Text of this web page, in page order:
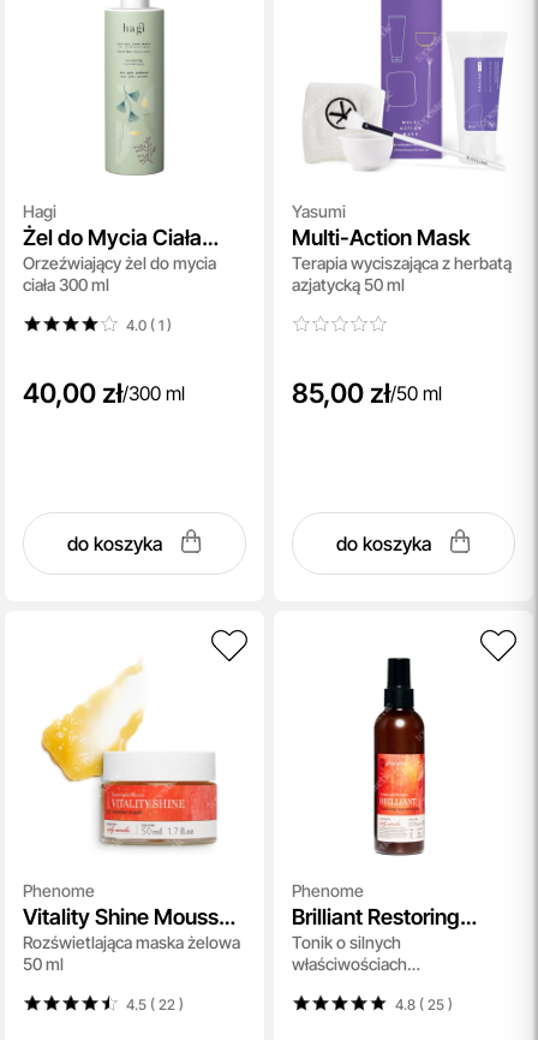
Hagi
Żel do Mycia Ciała
Boso po Mchu
Orzeźwiający żel do mycia
ciała 300 ml
4.0 ( 1)
40,00 zł/300 ml
do koszyka
Yasumi
Multi-Action Mask
Terapia wyciszająca z herbatą
azjatycką 50 ml
85,00 zł/50 ml
do koszyka
Phenome
Vitality Shine Mousse
Mask
Rozświetlająca maska żelowa
50 ml
4.5 ( 22 )
Phenome
Brilliant Restoring
Toner
Tonik o silnych
właściwościach
4.8 ( 25)